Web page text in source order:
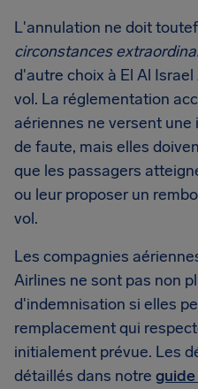
L'annulation ne doit
circonstances
d'autre choix à El Al
vol. La réglementation
aériennes ne versent
de faute, mais elles
que les passagers
ou leur proposer un
vol.
Les compagnies
Airlines ne sont pas non
d'indemnisation si elles
remplacement qui
initialement prévue. Les
détaillés dans notre